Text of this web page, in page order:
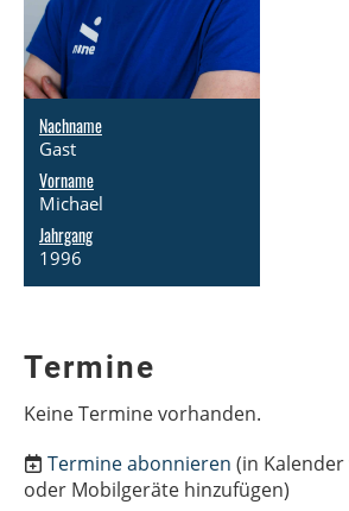
Nachname
Gast
Vorname
Michael
Jahrgang
1996
Termine
Keine Termine vorhanden.
Termine abonnieren (in Kalender
oder Mobilgeräte hinzufügen)